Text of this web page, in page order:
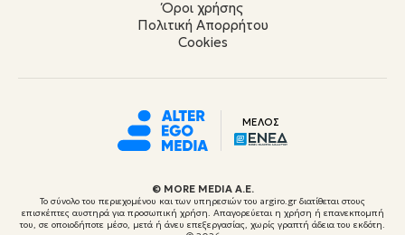
Όροι χρήσης
Πολιτική Απορρήτου
Cookies
ΜΕΛΟΣ
© ΜORE MEDIA Α.Ε.
Το σύνολο του περιεχομένου και των υπηρεσιών του argiro.gr διατίθεται στους
επισκέπτες αυστηρά για προσωπική χρήση. Απαγορεύεται η χρήση ή επανεκπομπή
του, σε οποιοδήποτε μέσο, μετά ή άνευ επεξεργασίας, χωρίς γραπτή άδεια του εκδότη.